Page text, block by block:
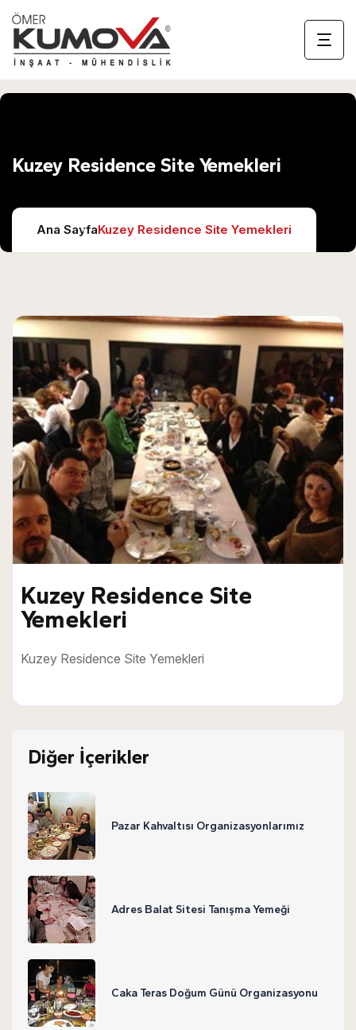
Kuzey Residence Site Yemekleri
Ana SayfaKuzey Residence Site Yemekleri
Kuzey Residence Site
Yemekleri
Kuzey Residence Site Yemekleri
Diğer İçerikler
Pazar Kahvaltısı Organizasyonlarımız
Adres Balat Sitesi Tanışma Yemeği
Caka Teras Doğum Günü Organizasyonu